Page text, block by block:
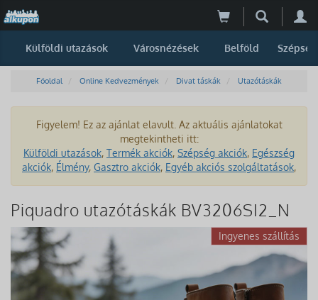
Külföldi utazások Városnézések Belföld Szépség
Főoldal Online Kedvezmények Divat táskák Utazótáskák
Figyelem! Ez az ajánlat elavult. Az aktuális ajánlatokat
megtekintheti itt:
Külföldi utazások, Termék akciók, Szépség akciók, Egészség
akciók, Élmény, Gasztro akciók, Egyéb akciós szolgáltatások,
Piquadro utazótáskák BV3206SI2_N
Ingyenes szállítás